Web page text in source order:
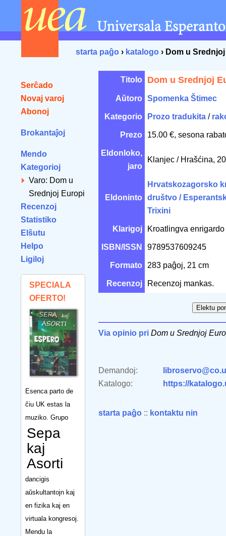
starta paĝo › katalogo › Dom u
Serĉado
Novaj varoj
Abonoj
Brokantaĵoj
Mendo
Kategorioj
Varo: Dom u
Srednjoj Europi
Recenzoj
Statistiko
Elŝutu
Helpo
Ligiloj
SPECIALA
OFERTO!
Esenca parto de
ĉiu UK estas la
muziko. Grupo
Sepa
kaj
Asorti
dancigis
aŭskultantojn kaj
en fizika kaj en
virtuala kongresoj.
Mendu la
Titolo Dom u Srednjoj
Aŭtoro Spomenka Štimec
Kategorio Prozo tradukita /
Prezo 15.00 €, sesona
Eldonloko,
jaro
Klanjec / Hrašćina,
Eldoninto
Hrvatskozagorsko
društvo /
Trixini
Klarigoj Kroatlingva
ISBN/ISSN 9789537609245
Formato 283 paĝoj, 21 cm
Recenzoj Recenzoj mankas.
Via opinio pri Dom u Srednjoj
Demandoj:
Katalogo:
https://
starta paĝo :: kontaktu nin